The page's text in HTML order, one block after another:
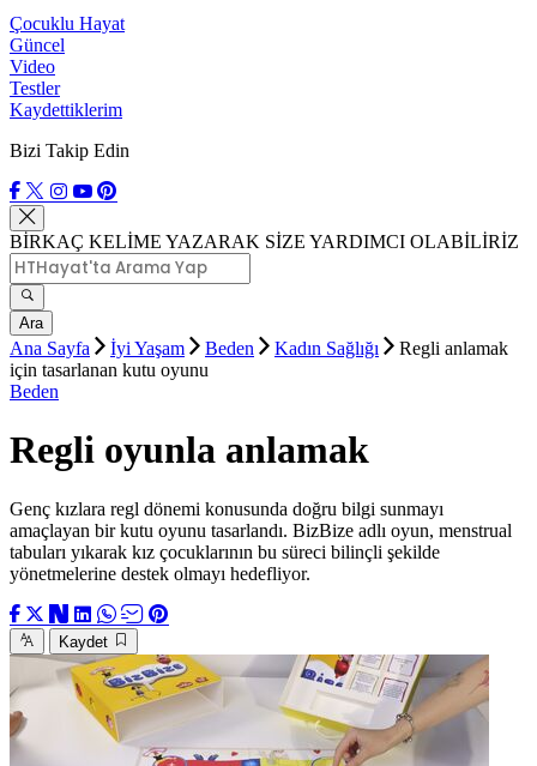
Çocuklu Hayat
Güncel
Video
Testler
Kaydettiklerim
Bizi Takip Edin
BİRKAÇ KELİME YAZARAK SİZE YARDIMCI OLABİLİRİZ
Ara
Ana Sayfa İyi Yaşam Beden Kadın Sağlığı
Regli anlamak
için tasarlanan kutu oyunu
Beden
Regli oyunla anlamak
Genç kızlara regl dönemi konusunda doğru bilgi sunmayı
amaçlayan bir kutu oyunu tasarlandı. BizBize adlı oyun, menstrual
tabuları yıkarak kız çocuklarının bu süreci bilinçli şekilde
yönetmelerine destek olmayı hedefliyor.
Kaydet